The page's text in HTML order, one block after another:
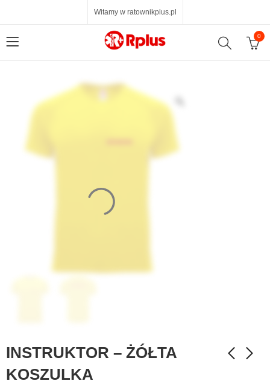
Witamy w ratownikplus.pl
0
INSTRUKTOR – ŻÓŁTA
KOSZULKA